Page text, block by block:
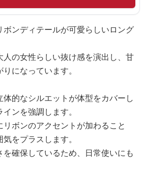
ンディテールが可愛らしいロング
人の女性らしい抜け感を演出し、甘
になっています。
的なシルエットが体型をカバーし
ンを強調します。
リボンのアクセントが加わること
をプラスします。
確保しているため、日常使いにも